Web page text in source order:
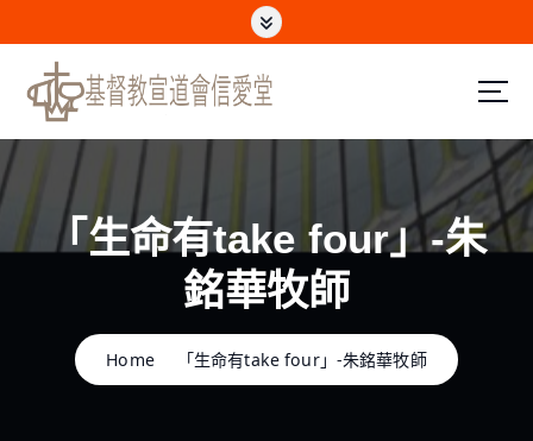
o
c
o
t
「生命有take four」-朱
銘華牧師
Home 「生命有take four」-朱銘華牧師